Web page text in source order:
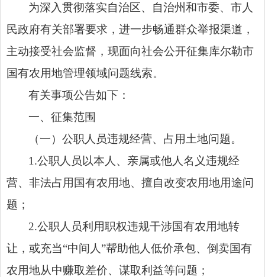
为深入贯彻落实自治区、自治州和市委、市人
民政府有关部署要求，进一步畅通群众举报渠道，
主动接受社会监督，现面向社会公开征集库尔勒市
国有农用地管理领域问题线索。
有关事项公告如下：
一、征集范围
（一）公职人员违规经营、占用土地问题。
1.公职人员以本人、亲属或他人名义违规经
营、非法占用国有农用地、擅自改变农用地用途问
题；
2.公职人员利用职权违规干涉国有农用地转
让，或充当“中间人”帮助他人低价承包、倒卖国有
农用地从中赚取差价、谋取利益等问题；